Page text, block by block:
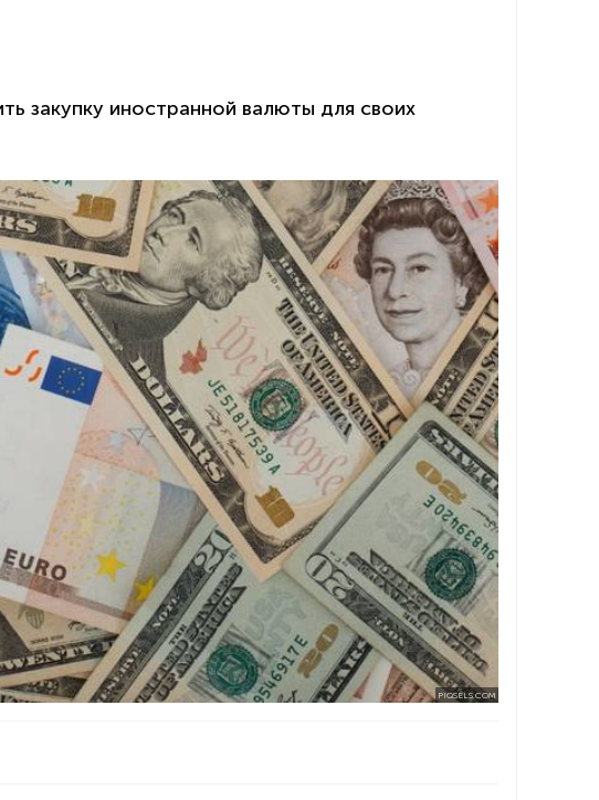
закупку иностранной валюты для своих
PIQSELS.COM